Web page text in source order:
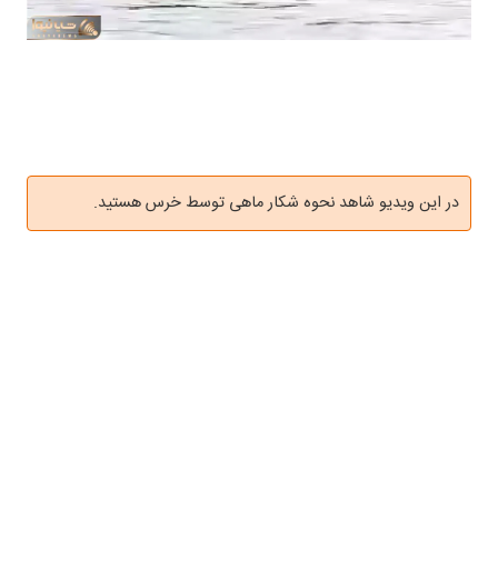
در این ویدیو شاهد نحوه شکار ماهی توسط خرس هستید.